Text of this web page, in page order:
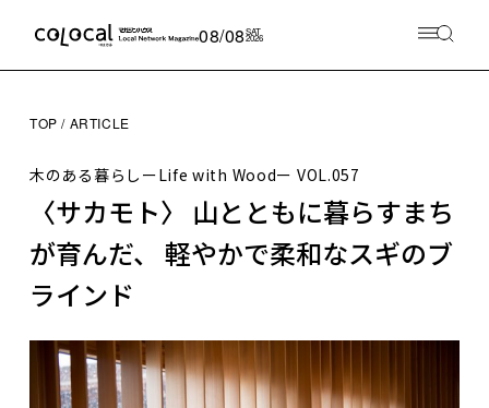
08/08SAT
2026
TOP ARTICLE
木のある暮らしーLife with Woodー VOL.057
〈サカモト〉 山とともに暮らすまち
が育んだ、 軽やかで柔和なスギのブ
ラインド